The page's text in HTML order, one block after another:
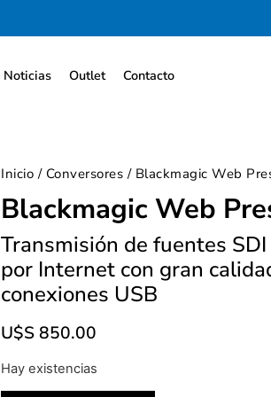
Noticias Outlet Contacto
Inicio / Conversores / Blackmagic Web
Blackmagic Web
Transmisión de fuentes
por Internet con gran
conexiones USB
U$S850.00
Hay existencias